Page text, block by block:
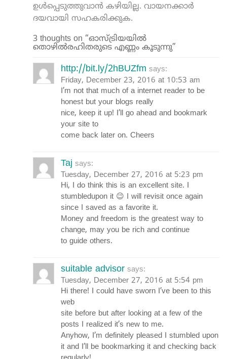
ഉൾപ്പെടുത്തുവാൻ കഴിയില്ല. വായനക്കാർ
ദയവായി സഹകരിക്കുക.
3 thoughts on “ഓസ്ട്രിയയിൽ
തൊഴിൽരഹിതരുടെ എണ്ണം കൂടുന്നു”
http://bit.ly/2hBUZfm says:
Friday, December 23, 2016 at 10:53 am
I’m not that much of a internet reader to be
honest but your blogs really
nice, keep it up! I’ll go ahead and bookmark
your site to
come back later on. Cheers
Taj says:
Tuesday, December 27, 2016 at 5:23 pm
Hi, I do think this is an excellent site. I
stumbledupon it 😉 I will revisit once again
since I saved as a favorite it.
Money and freedom is the greatest way to
change, may you be rich and continue
to guide others.
suitable advisor says:
Tuesday, December 27, 2016 at 5:54 pm
Hi there! I could have sworn I’ve been to this
web
site before but after looking at a few of the
posts I realized it’s new to me.
Anyhow, I’m definitely pleased I stumbled upon
it and I’ll be bookmarking it and checking back